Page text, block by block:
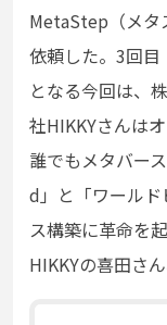
MetaStep（メタ
依頼した。3回目
となる今回は、
社HIKKYさんは
誰でもメタバー
d」と「ワール
ス構築に革命を
HIKKYの喜田さ